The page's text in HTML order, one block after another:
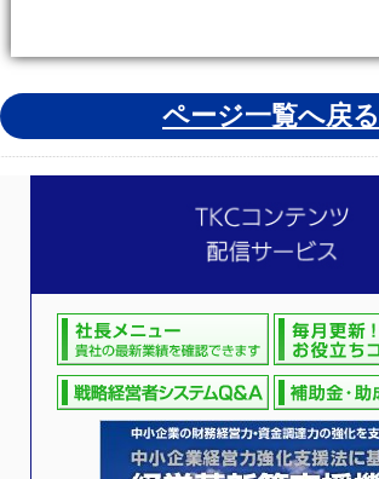
ページ一覧へ戻る